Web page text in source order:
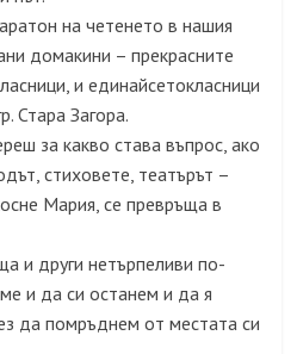
на четенето в нашия
домакини – прекрасните
и единайсетокласници
Стара Загора.
за какво става въпрос, ако
стиховете, театърът –
Мария, се превръща в
и други нетърпеливи по-
и да си останем и да я
да помръднем от местата си